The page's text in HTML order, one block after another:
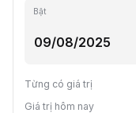
Bật
Từng có giá trị
Giá trị hôm nay